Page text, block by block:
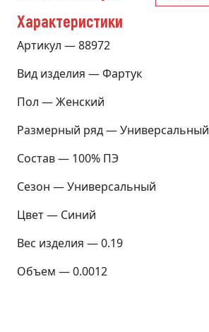
Характеристики
Артикул — 88972
Вид изделия — Фартук
Пол — Женский
Размерный ряд — Универсальный
Состав — 100% ПЭ
Сезон — Универсальный
Цвет — Синий
Вес изделия — 0.19
Объем — 0.0012